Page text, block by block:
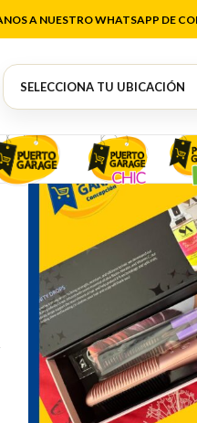
A NUESTRO WHATSAPP DE